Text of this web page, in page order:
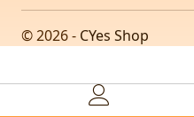
© 2026 - CYes Shop